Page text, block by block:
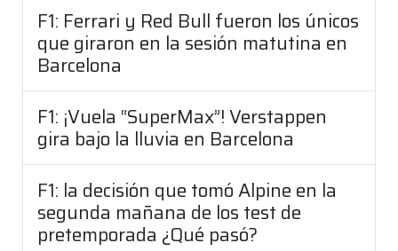
F1: Ferrari y Red Bull fueron los únicos
que giraron en la sesión matutina en
Barcelona
F1: ¡Vuela “SuperMax”! Verstappen
gira bajo la lluvia en Barcelona
F1: la decisión que tomó Alpine en la
segunda mañana de los test de
pretemporada ¿Qué pasó?